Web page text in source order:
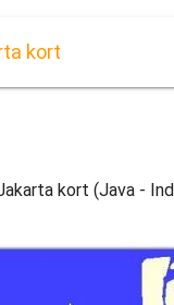
kort
kort (Java -